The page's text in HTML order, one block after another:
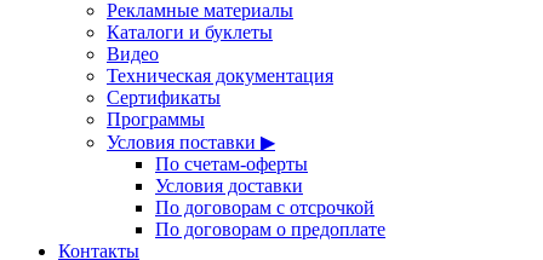
Рекламные материалы
Каталоги и буклеты
Видео
Техническая документация
Сертификаты
Программы
Условия поставки ▶
По счетам-оферты
Условия доставки
По договорам с отсрочкой
По договорам о предоплате
Контакты